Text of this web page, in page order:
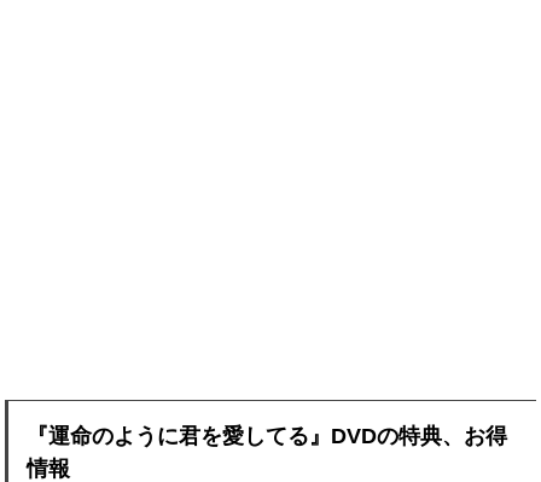
『運命のように君を愛してる』DVDの特典、お得
情報